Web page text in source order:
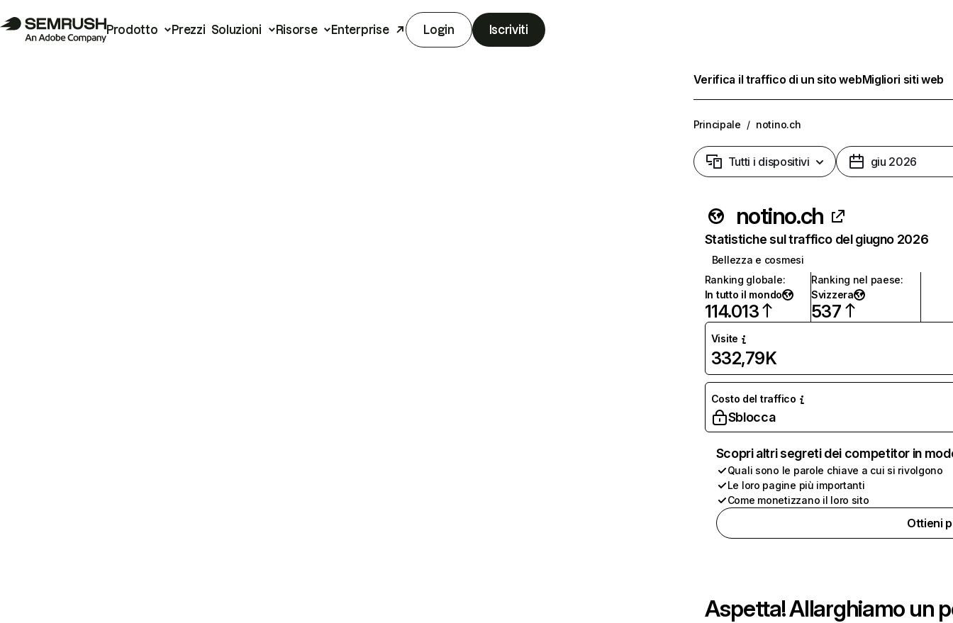
Prodotto Prezzi Soluzioni Risorse Enterprise Login Iscriviti
Verifica il traffico di un sito webMigliori siti web
Principale / notino.ch
Tutti i dispositivi giu 2026
notino.ch
Statistiche sul traffico del giugno 2026
Bellezza e cosmesi
Ranking globale:
In tutto il mondo
114.013
Ranking nel paese:
Svizzera
537
Visite
332,79K
Costo del traffico
Sblocca
Scopri altri segreti dei competitor in
Quali sono le parole chiave a cui si rivolgono
Le loro pagine più importanti
Come monetizzano il loro sito
Ottieni
Aspetta! Allarghiamo un